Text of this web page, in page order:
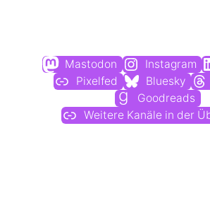
Mastodon Instagram
Pixelfed
Bluesky
Goodreads
Weitere Kanäle in der